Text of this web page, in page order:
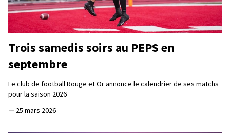
Trois samedis soirs au PEPS en
septembre
Le club de football Rouge et Or annonce le calendrier de ses matchs
pour la saison 2026
— 25 mars 2026